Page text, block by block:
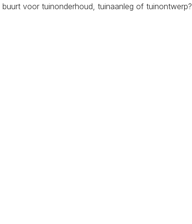
voor tuinonderhoud, tuinaanleg of tuinontwerp?